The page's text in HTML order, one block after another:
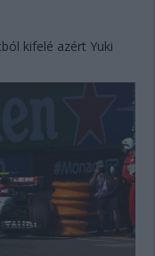
kifelé azért Yuki